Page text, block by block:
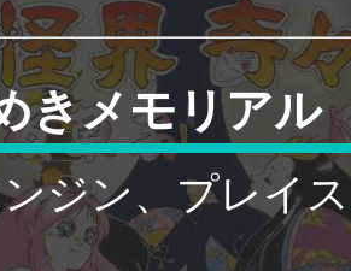
きメモリアル
ンジン、プレイ